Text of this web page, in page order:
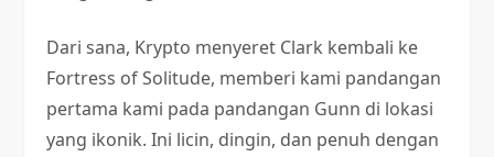
Dari sana, Krypto menyeret Clark kembali ke
Fortress of Solitude, memberi kami pandangan
pertama kami pada pandangan Gunn di lokasi
yang ikonik. Ini licin, dingin, dan penuh dengan